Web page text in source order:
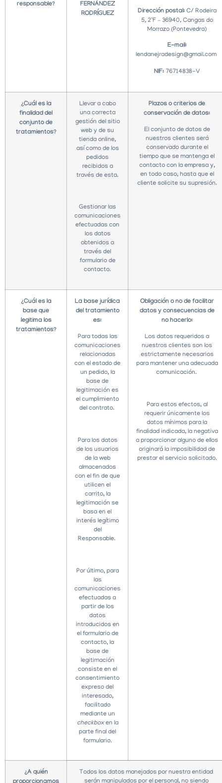
responsable?
FERNÁNDEZ
RODRÍGUEZ
Dirección postal: C/ Rodeira
5, 2ºF – 36940, Cangas do
Morrazo (Pontevedra)
E-mail:
lendanejradesign@gmail.com
NIF: 76714838-V
¿Cuál es la
finalidad del
conjunto de
tratamientos?
Llevar a cabo
una correcta
gestión del sitio
web y de su
tienda online,
así como de los
pedidos
recibidos a
través de esta.
Gestionar las
comunicaciones
efectuadas con
los datos
obtenidos a
través del
formulario de
contacto.
Plazos o criterios de
conservación de datos:
El conjunto de datos de
nuestros clientes será
conservado durante el
tiempo que se mantenga el
contacto con la empresa y,
en todo caso, hasta que el
cliente solicite su supresión.
¿Cuál es la
base que
legitima los
tratamientos?
La base jurídica
del tratamiento
es:
Para todas las
comunicaciones
relacionadas
con el estado de
un pedido, la
base de
legitimación es
el cumplimiento
del contrato.
Para los datos
de los usuarios
de la web
almacenados
con el fin de que
utilicen el
carrito, la
legitimación se
basa en el
interés legítimo
del
Responsable.
Por último, para
las
comunicaciones
efectuadas a
partir de los
datos
introducidos en
el formulario de
contacto, la
base de
legitimación
consiste en el
consentimiento
expreso del
interesado,
facilitado
mediante un
checkboxen la
parte final del
formulario.
Obligación o no de facilitar
datos y consecuencias de
no hacerlo:
Los datos requeridos a
nuestros clientes son los
estrictamente necesarios
para mantener una adecuada
comunicación.
Para estos efectos, al
requerir únicamente los
datos mínimos para la
finalidad indicada, la negativa
a proporcionar alguno de ellos
originará la imposibilidad de
prestar el servicio solicitado.
¿A quién
Todos los datos manejados por nuestra entidad
serán manipulados por el personal, no siendo